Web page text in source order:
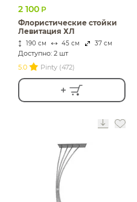
2 100 Р
Флористические стойки
Левитация ХЛ
190 см 45 см 37 см
Доступно: 2 шт
5.0
Pinty (472)